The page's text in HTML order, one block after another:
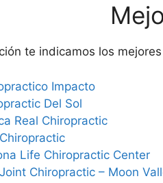
te indicamos los
Impacto
Del Sol
Real Chiropractic
Life Chiropractic Center
Chiropractic – Moon